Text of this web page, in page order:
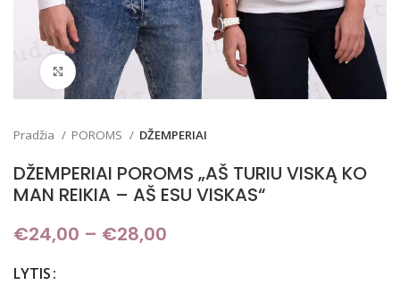
Padidinti
Pradžia POROMS DŽEMPERIAI
DŽEMPERIAI POROMS „AŠ TURIU VISKĄ KO
MAN REIKIA – AŠ ESU VISKAS“
€24,00 – €28,00
LYTIS